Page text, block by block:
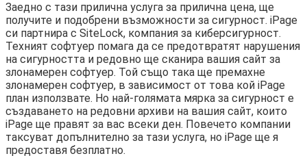
Заедно с тази прилична услуга за прилична цена, ще
получите и подобрени възможности за сигурност. iPage
си партнира с SiteLock, компания за киберсигурност.
Техният софтуер помага да се предотвратят нарушения
на сигурността и редовно ще сканира вашия сайт за
злонамерен софтуер. Той също така ще премахне
злонамерен софтуер, в зависимост от това кой iPage
план използвате. Но най-голямата мярка за сигурност е
създаването на редовни архиви на вашия сайт, които
iPage ще правят за вас всеки ден. Повечето компании
таксуват допълнително за тази услуга, но iPage ще я
предоставя безплатно.